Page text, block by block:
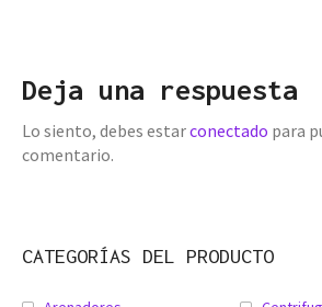
Deja una respuesta
Lo siento, debes estarconectado para
comentario.
CATEGORÍAS DEL PRODUCTO